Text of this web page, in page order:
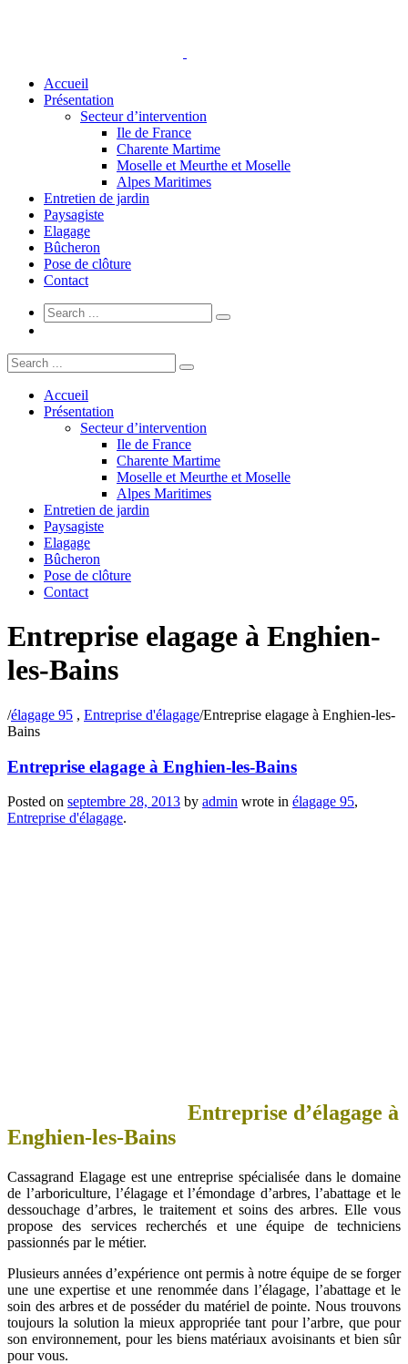
Accueil
Présentation
Secteur d’intervention
Ile de France
Charente Martime
Moselle et Meurthe et Moselle
Alpes Maritimes
Entretien de jardin
Paysagiste
Elagage
Bûcheron
Pose de clôture
Contact
Accueil
Présentation
Secteur d’intervention
Ile de France
Charente Martime
Moselle et Meurthe et Moselle
Alpes Maritimes
Entretien de jardin
Paysagiste
Elagage
Bûcheron
Pose de clôture
Contact
Entreprise elagage à Enghien-
les-Bains
/élagage 95 , Entreprise d'élagage/Entreprise elagage à Enghien-les-
Bains
Entreprise elagage à Enghien-les-Bains
Posted on septembre 28, 2013 by admin wrote in élagage 95,
Entreprise d'élagage.
Entreprise d’élagage à
Enghien-les-Bains
Cassagrand Elagage est une entreprise spécialisée dans le domaine
de l’arboriculture, l’élagage et l’émondage d’arbres, l’abattage et le
dessouchage d’arbres, le traitement et soins des arbres. Elle vous
propose des services recherchés et une équipe de techniciens
passionnés par le métier.
Plusieurs années d’expérience ont permis à notre équipe de se forger
une une expertise et une renommée dans l’élagage, l’abattage et le
soin des arbres et de posséder du matériel de pointe. Nous trouvons
toujours la solution la mieux appropriée tant pour l’arbre, que pour
son environnement, pour les biens matériaux avoisinants et bien sûr
pour vous.